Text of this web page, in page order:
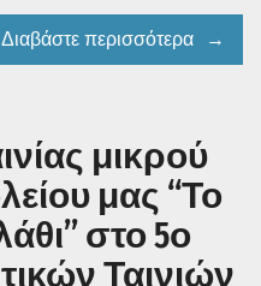
Διαβάστε περισσότερα
μικρού
μας “Το
στο 5ο
Ταινιών